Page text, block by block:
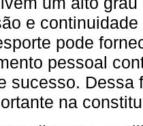
e
pode
pessoal
sucesso. Dessa
na